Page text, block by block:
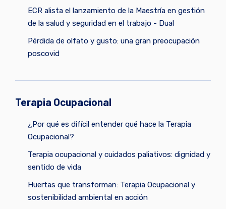
ECR alista el lanzamiento de la Maestría en gestión
de la salud y seguridad en el trabajo - Dual
Pérdida de olfato y gusto: una gran preocupación
poscovid
Terapia Ocupacional
¿Por qué es difícil entender qué hace la Terapia
Ocupacional?
Terapia ocupacional y cuidados paliativos: dignidad y
sentido de vida
Huertas que transforman: Terapia Ocupacional y
sostenibilidad ambiental en acción